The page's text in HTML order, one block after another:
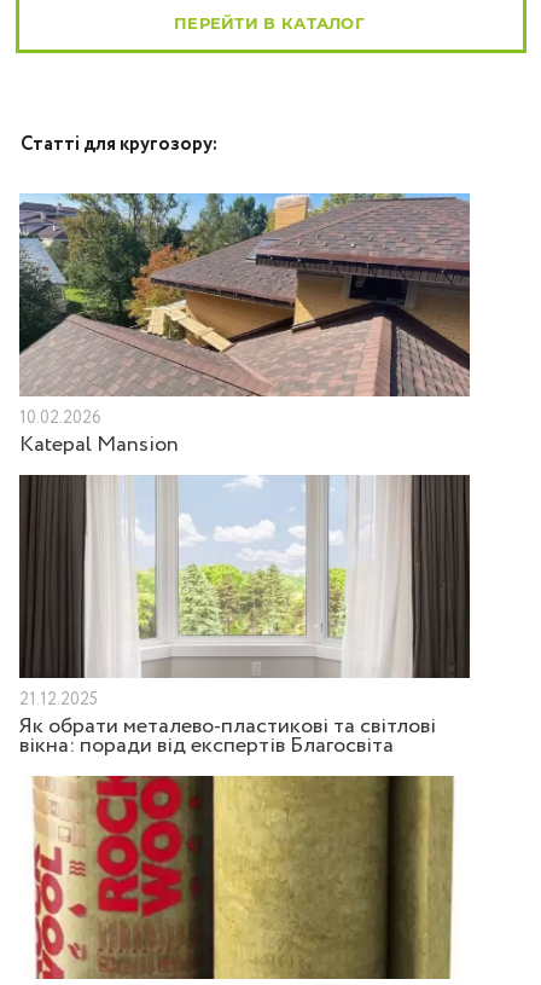
ПЕРЕЙТИ В КАТАЛОГ
Статті для кругозору:
10.02.2026
Katepal Mansion
21.12.2025
Як обрати металево-пластикові та світлові
вікна: поради від експертів Благосвіта